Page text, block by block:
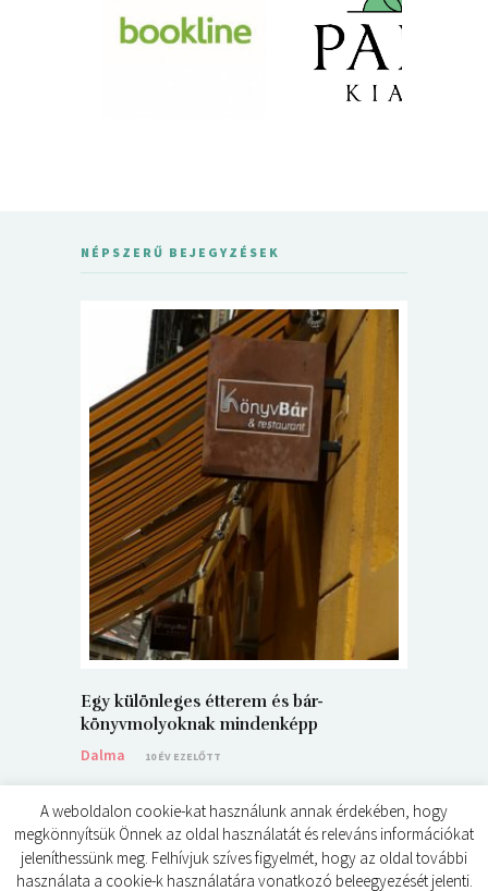
NÉPSZERŰ BEJEGYZÉSEK
Egy különleges étterem és bár-
könyvmolyoknak mindenképp
Dalma
10 ÉV EZELŐTT
A weboldalon cookie-kat használunk annak érdekében, hogy
megkönnyítsük Önnek az oldal használatát és releváns információkat
jeleníthessünk meg. Felhívjuk szíves figyelmét, hogy az oldal további
használata a cookie-k használatára vonatkozó beleegyezését jelenti.